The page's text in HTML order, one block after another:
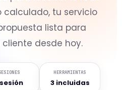
calculado, tu servicio
lista para
desde hoy.
sesión
HERRAMIENTAS
3 incluidas